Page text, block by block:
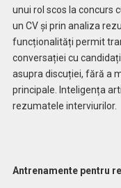
unui rol scos la concurs
un CV și prin analiza
funcționalități permit
conversației cu
asupra discuției, fără a
principale. Inteligența
rezumatele interviurilor.
Antrenamente pentru